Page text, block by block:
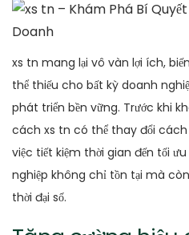
xs tn mang lại vô vàn lợi ích,
thể thiếu cho bất kỳ doanh
phát triển bền vững. Trước khi
cách xs tn có thể thay đổi
việc tiết kiệm thời gian đến tối
nghiệp không chỉ tồn tại mà
thời đại số.